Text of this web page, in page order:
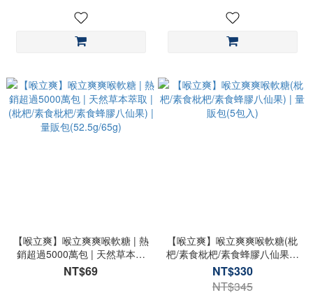
【喉立爽】喉立爽爽喉軟糖 | 熱
銷超過5000萬包 | 天然草本萃
取 | (枇杷/素食枇杷/素食蜂膠八
仙果) | 量販包(52.5g/65g)
NT$69
【喉立爽】喉立爽爽喉軟糖(枇
杷/素食枇杷/素食蜂膠八仙果) |
量販包(5包入)
NT$330
NT$345